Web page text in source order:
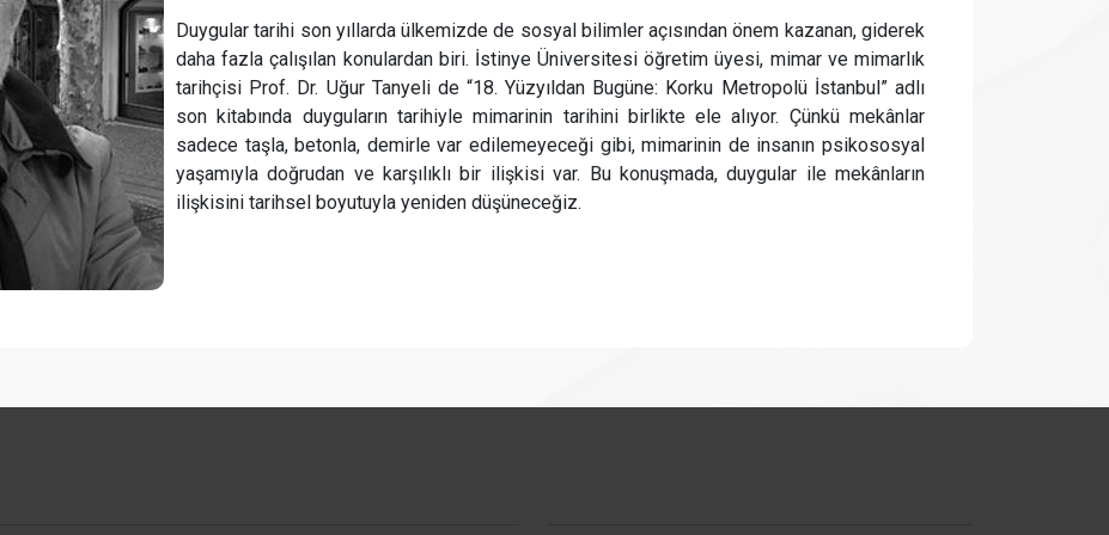
Duygular tarihi son yıllarda ülkemizde de sosyal bilimler açısından önem kazanan, giderek
daha fazla çalışılan konulardan biri. İstinye Üniversitesi öğretim üyesi, mimar ve mimarlık
tarihçisi Prof. Dr. Uğur Tanyeli de “18. Yüzyıldan Bugüne: Korku Metropolü İstanbul” adlı
son kitabında duyguların tarihiyle mimarinin tarihini birlikte ele alıyor. Çünkü mekânlar
sadece taşla, betonla, demirle var edilemeyeceği gibi, mimarinin de insanın psikososyal
yaşamıyla doğrudan ve karşılıklı bir ilişkisi var. Bu konuşmada, duygular ile mekânların
ilişkisini tarihsel boyutuyla yeniden düşüneceğiz.